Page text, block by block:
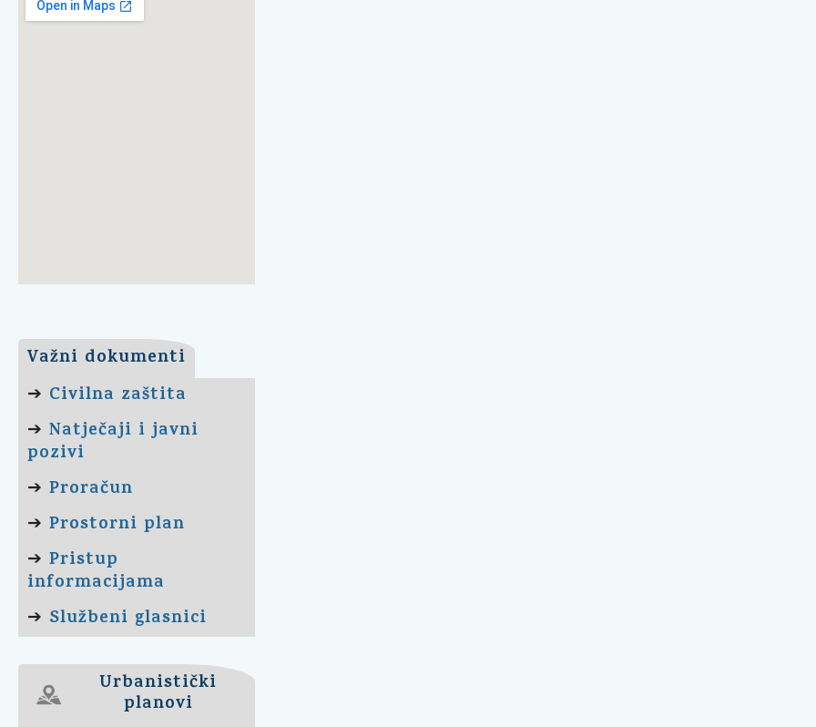
Važni dokumenti
➔ Civilna zaštita
➔ Natječaji i javni
pozivi
➔ Proračun
➔ Prostorni plan
➔ Pristup
informacijama
➔ Službeni glasnici
Urbanistički
planovi